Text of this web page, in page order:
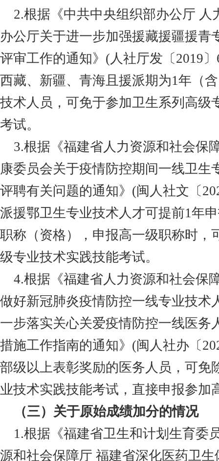
2.根据《中共中央组织部办公厅 人
办公厅关于进一步加强援藏援疆援青
评审工作的通知》(人社厅发 〔 2019
西藏、新疆、青海且援派期为1年（
技术人员，可免于参加卫生系列高级
考试。
3.根据《福建省人力资源和社会保
康委员会关于疫情防控期间一线卫生
评聘有关问题的通知》(闽人社文 〔
派援鄂卫生专业技术人才可提前1年
职称（资格），申报高一级职称时，
级专业技术实践技能考试。
4.根据《福建省人力资源和社会保
做好新冠肺炎疫情防控一线专业技术
一步落实关心关爱疫情防控一线医务
措施工作指南的通知》(闽人社办 〔
部级以上表彰奖励的医务人员，可免
业技术实践技能考试，直接申报参加
（三）关于原始成绩加分的情况
1.根据《福建省卫生和计划生育委
源和社会保障厅 福建省深化医药卫